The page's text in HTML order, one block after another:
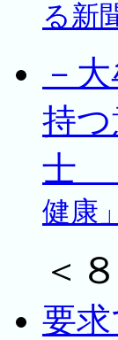
る新
－
持
士
健康
＜
要